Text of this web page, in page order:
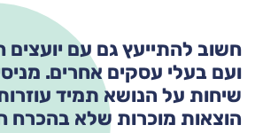
חשוב להתייעץ גם עם יועצים
ועם בעלי עסקים אחרים.
שיחות על הנושא תמיד
הוצאות מוכרות שלא בהכרח